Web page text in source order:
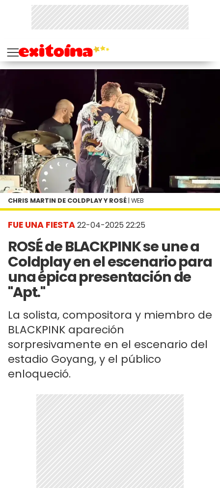
FUE UNA FIESTA22-04-2025 22:25
ROSÉ de BLACKPINK se une a
Coldplay en el escenario para
una épica presentación de
"Apt."
La solista, compositora y miembro de
BLACKPINK apareción
sorpresivamente en el escenario del
estadio Goyang, y el público
enloqueció.
CHRIS MARTIN DE COLDPLAY Y ROSÉ | WEB